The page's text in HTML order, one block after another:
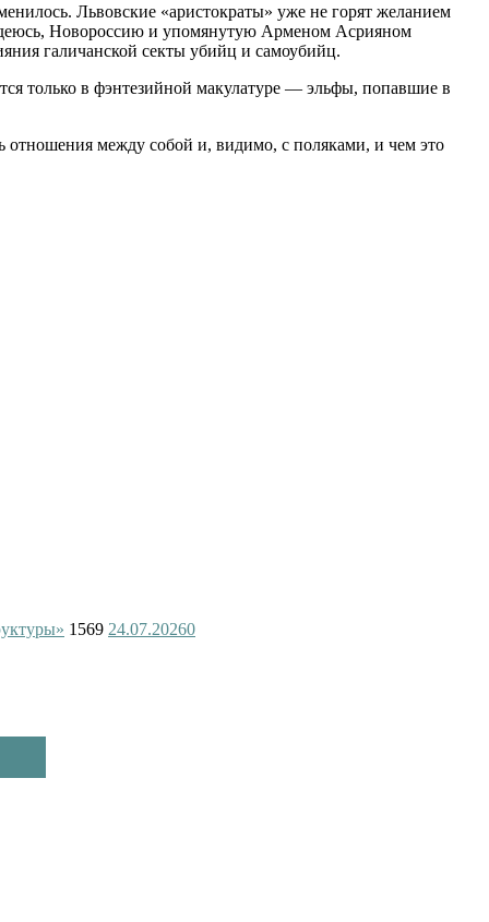
Львовские «аристократы» уже не горят желанием
Новороссию и упомянутую Арменом Асрияном
галичанской секты убийц и самоубийц.
только в фэнтезийной макулатуре — эльфы, попавшие в
отношения между собой и, видимо, с поляками, и чем это
1569 24.07.20260